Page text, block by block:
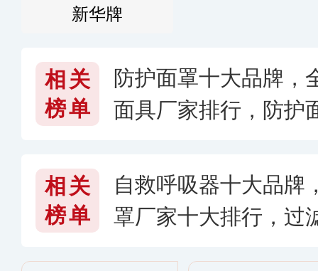
新华牌
相关
榜单
防护面罩十大品牌，
面具厂家排行，防护
相关
榜单
自救呼吸器十大品牌
罩厂家十大排行，过